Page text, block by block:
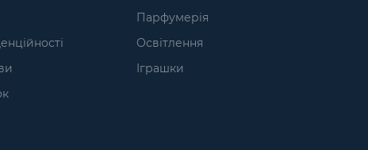
Парфумерія
Освітлення
Іграшки